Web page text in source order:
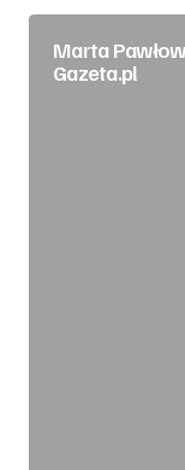
Marta
Gazeta.pl